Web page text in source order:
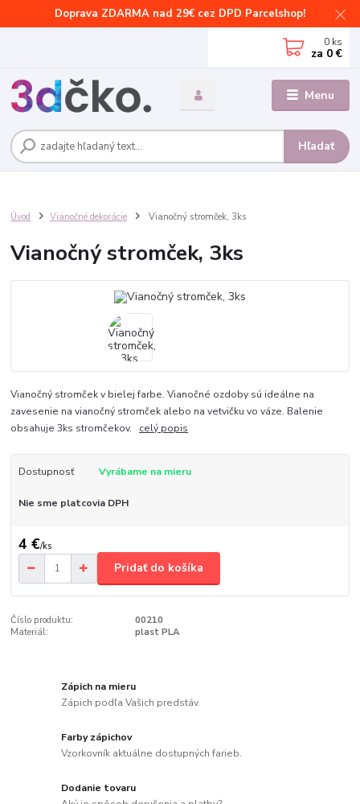
Doprava ZDARMA nad 29€ cez DPD Parcelshop!
Menu
Hľadať
0 ks
za 0 €
Úvod Vianočné dekorácie Vianočný stromček, 3ks
Vianočný stromček, 3ks
Vianočný stromček v bielej farbe. Vianočné ozdoby sú ideálne na
zavesenie na vianočný stromček alebo na vetvičku vo váze. Balenie
obsahuje 3ks stromčekov. celý popis
Dostupnosť Vyrábame na mieru
Nie sme platcovia DPH
4 €/ks
Pridať do košíka
Číslo produktu:
00210
Materiál:
plast PLA
Zápich na mieru
Zápich podľa Vašich predstáv.
Farby zápichov
Vzorkovník aktuálne dostupných farieb.
Dodanie tovaru